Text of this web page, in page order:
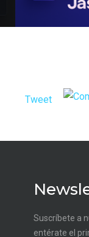
Tweet
Suscríbete a
entérate el